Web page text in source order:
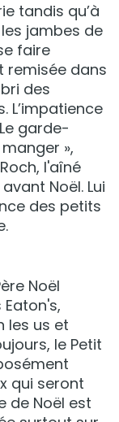
tandis qu’à
jambes de
faire
remisée dans
des
L’impatience
garde-
»,
l'aîné
Noël. Lui
des petits
Noël
les us et
le Petit
qui seront
de Noël est